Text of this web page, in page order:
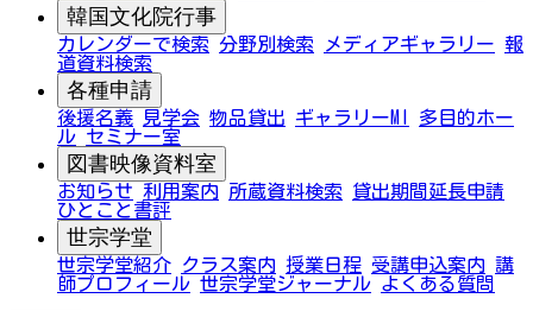
韓国文化院行事
カレンダーで検索 分野別検索 メディアギャラリー 報
道資料検索
各種申請
後援名義 見学会 物品貸出 ギャラリーMI
多目的ホー
ル セミナー室
図書映像資料室
お知らせ 利用案内 所蔵資料検索
貸出期間延長申請
ひとこと書評
世宗学堂
世宗学堂紹介 クラス案内 授業日程 受講申込案内 講
師プロフィール 世宗学堂ジャーナル よくある質問